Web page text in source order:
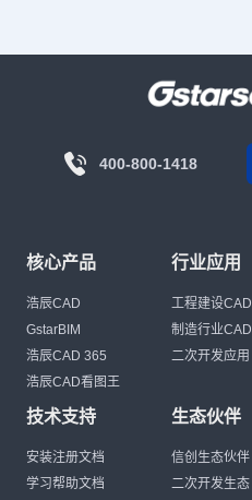
400-800-1418
核心产品
浩辰CAD
GstarBIM
浩辰CAD 365
浩辰CAD看图王
行业应用
工程建设CAD
制造行业CAD
二次开发应用
技术支持
安装注册文档
学习帮助文档
生态伙伴
信创生态伙伴
二次开发生态